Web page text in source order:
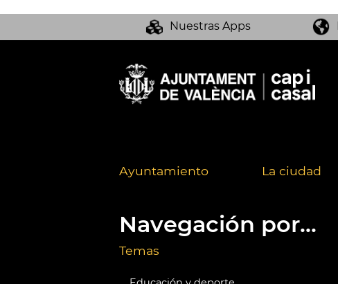
Nuestras Apps
Ayuntamiento La ciudad
Navegación por...
Temas